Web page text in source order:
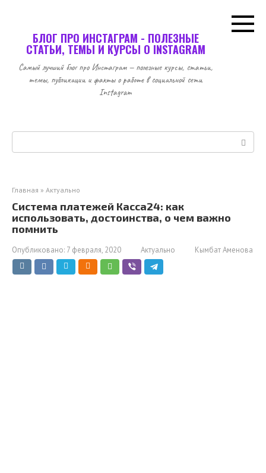
БЛОГ ПРО ИНСТАГРАМ - ПОЛЕЗНЫЕ
СТАТЬИ, ТЕМЫ И КУРСЫ О INSTAGRAM
Самый лучший блог про Инстаграм — полезные курсы, статьи,
темы, публикации и факты о работе в социальной сети
Instagram
Поиск:
Главная » Актуально
Система платежей Касса24: как
использовать, достоинства, о чем важно
помнить
Опубликовано: 7 февраля, 2020 Актуально Кымбат Аменова